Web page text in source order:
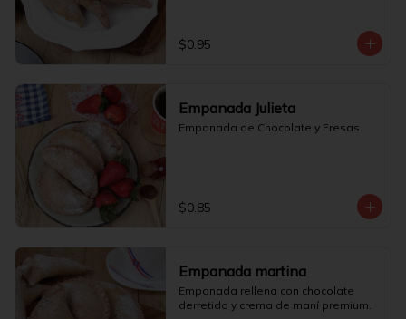
$0.95
Empanada Julieta
Empanada de Chocolate y Fresas
$0.85
Empanada martina
Empanada rellena con chocolate
derretido y crema de maní premium.